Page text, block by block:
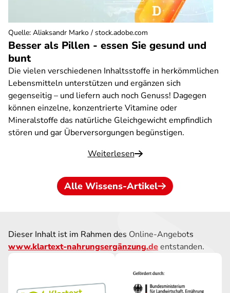
Besser als Pillen - essen Sie gesund und
bunt
Die vielen verschiedenen Inhaltsstoffe in herkömmlichen
Lebensmitteln unterstützen und ergänzen sich
gegenseitig – und liefern auch noch Genuss! Dagegen
können einzelne, konzentrierte Vitamine oder
Mineralstoffe das natürliche Gleichgewicht empfindlich
stören und gar Überversorgungen begünstigen.
Weiterlesen
Quelle: Aliaksandr Marko / stock.adobe.com
Alle Wissens-Artikel
Dieser Inhalt ist im Rahmen des Online-Angebots
www.klartext-nahrungsergänzung.deentstanden.